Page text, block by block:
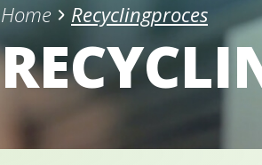
Home Recyclingproces